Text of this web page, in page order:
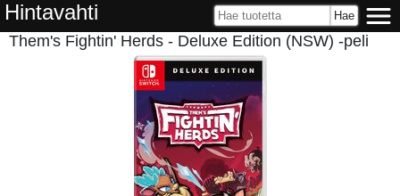
Hintavahti
Them's Fightin' Herds - Deluxe Edition (NSW) -peli